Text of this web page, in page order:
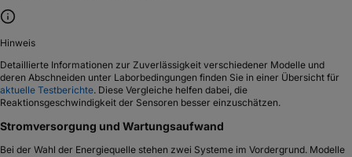
Hinweis
Detaillierte Informationen zur Zuverlässigkeit verschiedener Modelle und
deren Abschneiden unter Laborbedingungen finden Sie in einer Übersicht für
aktuelle Testberichte. Diese Vergleiche helfen dabei, die
Reaktionsgeschwindigkeit der Sensoren besser einzuschätzen.
Stromversorgung und Wartungsaufwand
Bei der Wahl der Energiequelle stehen zwei Systeme im Vordergrund. Modelle